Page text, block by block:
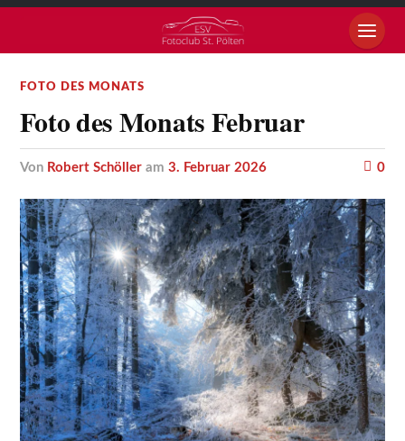
FOTO DES MONATS
Foto des Monats Februar
von Robert Schöller am3. Februar 2026 0